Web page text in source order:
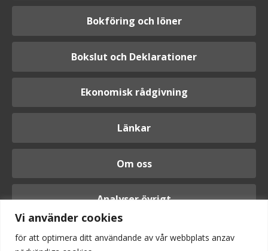
Vi använder cookies
för att optimera ditt användande av vår webbplats anzav
Bokföring och löner
Bokslut och Deklarationer
Ekonomisk rådgivning
Länkar
Om oss
Analyser övrigt